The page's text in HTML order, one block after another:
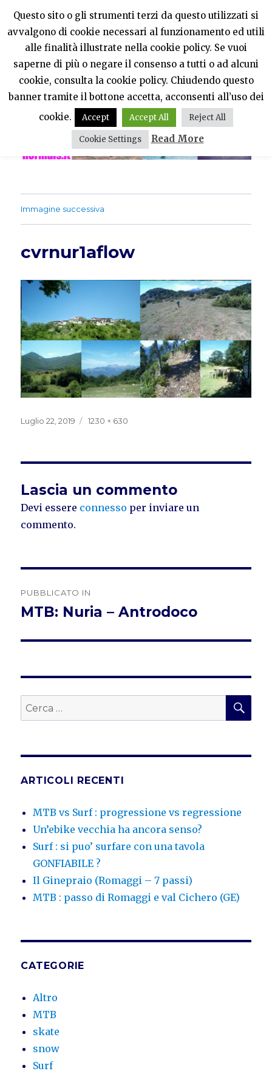
PercheNONEssereNormali?
MENU
Immagine successiva
cvrnur1aflow
Pubblicato
Luglio 22, 2019
Dimensione
1230 × 630
Lascia un commento
Devi essere connesso per inviare un
commento.
articoli
PUBBLICATO IN
MTB: Nuria – Antrodoco
Cerca:
ARTICOLI RECENTI
MTB vs Surf : progressione vs regressione
Un’ebike vecchia ha ancora senso?
Surf : si puo’ surfare con una tavola
GONFIABILE ?
Il Ginepraio (Romaggi – 7 passi)
MTB : passo di Romaggi e val Cichero (GE)
CATEGORIE
Altro
MTB
skate
snow
Surf
Questo sito o gli strumenti terzi da questo utilizzati si
avvalgono di cookie necessari al funzionamento ed utili
alle finalità illustrate nella cookie policy. Se vuoi
saperne di più o negare il consenso a tutti o ad alcuni
cookie, consulta la cookie policy. Chiudendo questo
banner tramite il bottone accetta, acconsenti all’uso dei
cookie.
Accept Accept All Reject All
Cookie Settings Read More